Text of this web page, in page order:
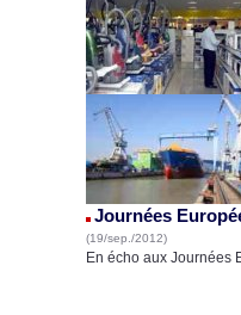
Journées
(19/sep./2012)
En écho aux Journées